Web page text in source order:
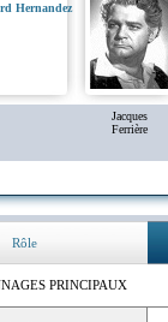
Hernandez
Jacques
Ferrière
Rôle
PRINCIPAUX